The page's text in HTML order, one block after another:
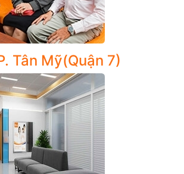
cận lâm sàng, xét nghiệm máu
âm, chụp X-Quang
thể được thực hiện ngay tại Phòng khám
dịch, sơ cứu vết thương,…
Tân Mỹ(Quận 7)